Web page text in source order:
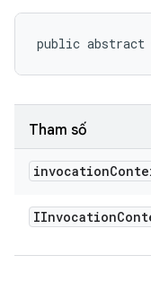
public abstract
Tham số
invocation
IInvocation